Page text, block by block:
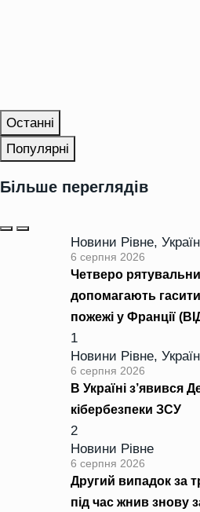
Останні
Популярні
Більше переглядів
Новини Рівне,
6 серпня 2026
Четверо
допомагають
пожежі у Франції
1
Новини Рівне,
6 серпня 2026
В Україні з’явився
кібербезпеки ЗСУ
2
Новини Рівне
6 серпня 2026
Другий випадок за
під час жнив знову